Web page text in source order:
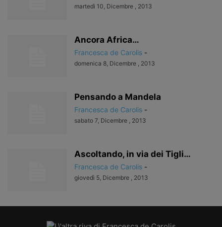
martedì 10, Dicembre , 2013
Ancora Africa…
Francesca de Carolis -
domenica 8, Dicembre , 2013
Pensando a Mandela
Francesca de Carolis -
sabato 7, Dicembre , 2013
Ascoltando, in via dei Tigli…
Francesca de Carolis -
giovedì 5, Dicembre , 2013